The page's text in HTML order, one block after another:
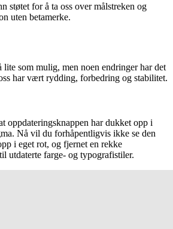
støtet for å ta oss over målstreken og
uten betamerke.
lite som mulig, men noen endringer har det
har vært rydding, forbedring og stabilitet.
oppdateringsknappen har dukket opp i
Nå vil du forhåpentligvis ikke se den
i eget rot, og fjernet en rekke
utdaterte farge- og typografistiler.